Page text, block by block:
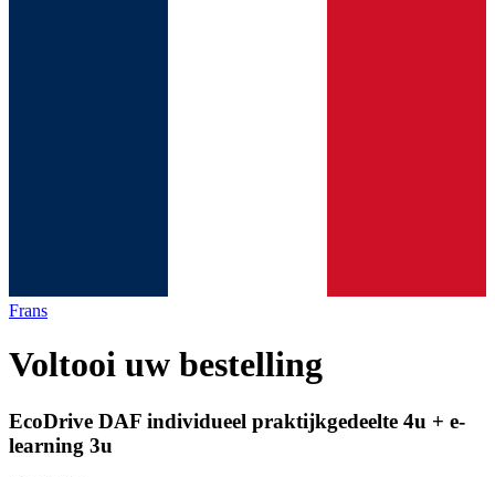
Frans
Voltooi uw bestelling
EcoDrive DAF individueel praktijkgedeelte 4u + e-
learning 3u